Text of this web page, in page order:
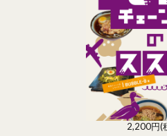
2,200円(